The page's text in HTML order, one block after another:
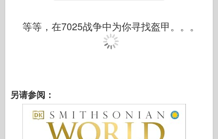
等等，在7025战争中为你寻找盔甲。。。
另请参阅：